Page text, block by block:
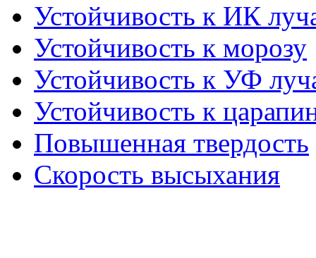
Устойчивость к ИК
Устойчивость к морозу
Устойчивость к УФ
Устойчивость к
Повышенная твердость
Скорость высыхания